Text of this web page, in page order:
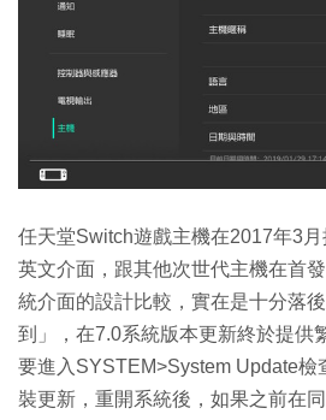
任天堂Switch遊戲主機在2017年3
英文介面，跟其他次世代主機在首
統介面的設計比較，實在是十分落
到」，在7.0系統版本更新終於提供
要進入SYSTEM>System Update檢
裝更新，重開系統後，如果之前在